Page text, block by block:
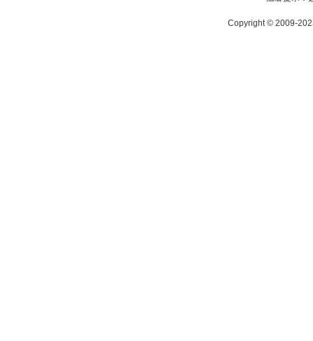
Copyright © 2009-